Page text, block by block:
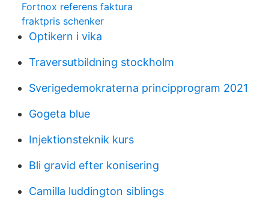
Fortnox referens faktura
fraktpris schenker
Optikern i vika
Traversutbildning stockholm
Sverigedemokraterna principprogram 2021
Gogeta blue
Injektionsteknik kurs
Bli gravid efter konisering
Camilla luddington siblings